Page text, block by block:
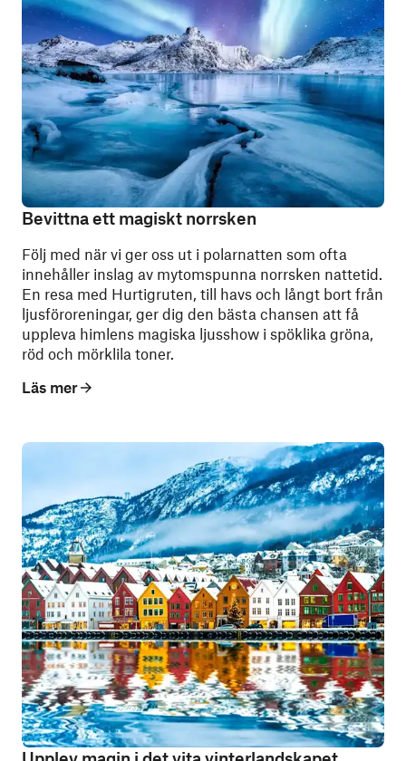
Bevittna ett magiskt norrsken
Följ med när vi ger oss ut i polarnatten som ofta
innehåller inslag av mytomspunna norrsken nattetid.
En resa med Hurtigruten, till havs och långt bort från
ljusföroreningar, ger dig den bästa chansen att få
uppleva himlens magiska ljusshow i spöklika gröna,
röd och mörklila toner.
Läs mer